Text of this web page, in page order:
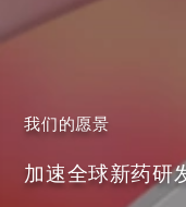
我们的愿景
加速全球新药研